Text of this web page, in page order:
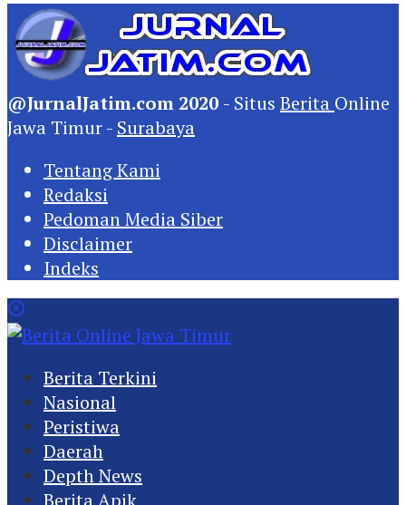
@JurnalJatim.com 2020 - Situs Berita Online
Jawa Timur - Surabaya
Tentang Kami
Redaksi
Pedoman Media Siber
Disclaimer
Indeks
Berita Terkini
Nasional
Peristiwa
Daerah
Depth News
Berita Apik